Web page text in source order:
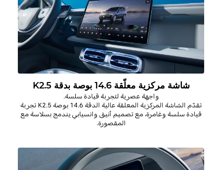
شاشة مركزية معلّقة 14.6 بوصة بدقة K2.5
واجهة عصرية لتجربة قيادة سلسة.
تقدّم الشاشة المركزية المعلقة عالية الدقة 14.6 بوصة K2.5
تجربة
قيادة سلسة وغامرة، مع تصميم أنيق وانسيابي يندمج بسلاسة مع
المقصورة.